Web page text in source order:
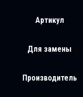
Артикул
Для замены
Производитель